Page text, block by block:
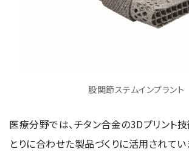
股関節ステムインプラント
医療分野では、チタン合金の3Dプリント
とりに合わせた製品づくりに活用されてい